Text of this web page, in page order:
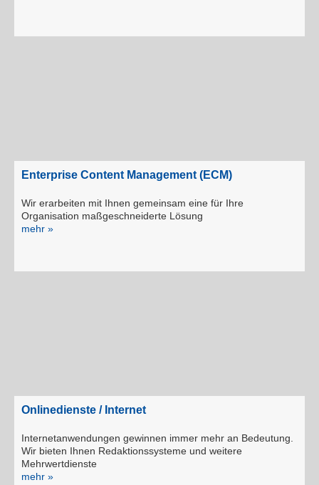
Enterprise Content Management (ECM)
Wir erarbeiten mit Ihnen gemeinsam eine für Ihre
Organisation maßgeschneiderte Lösung
mehr »
Onlinedienste / Internet
Internetanwendungen gewinnen immer mehr an Bedeutung.
Wir bieten Ihnen Redaktionssysteme und weitere
Mehrwertdienste
mehr »